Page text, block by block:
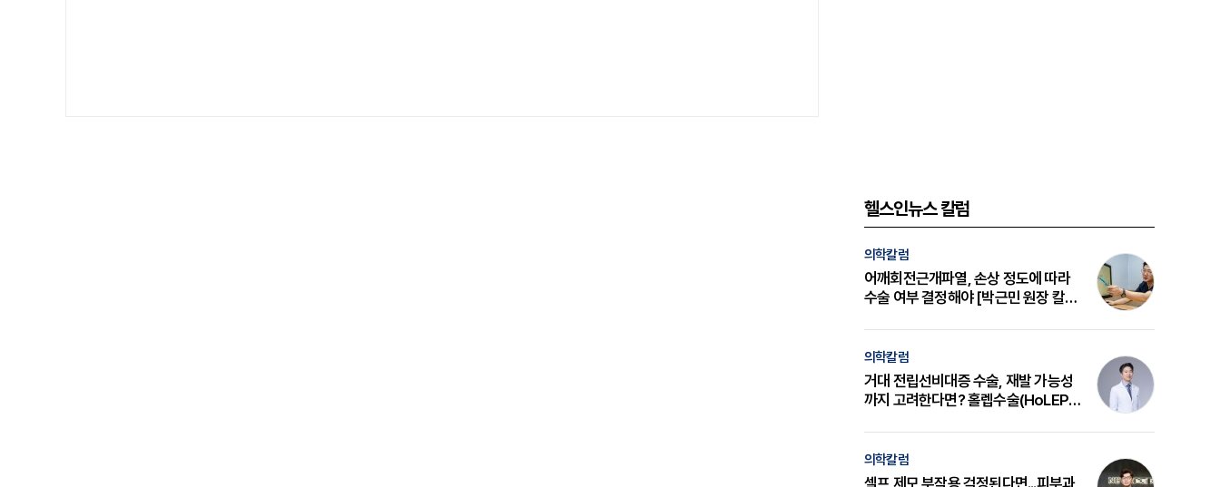
헬스인뉴스 칼럼
의학칼럼
어깨회전근개파열, 손상 정도에 따라
수술 여부 결정해야 [박근민 원장 칼
의학칼럼
거대 전립선비대증 수술, 재발 가능성
까지 고려한다면? 홀렙수술(HoLEP)
의학칼럼
셀프 제모 부작용 걱정된다면...피부과